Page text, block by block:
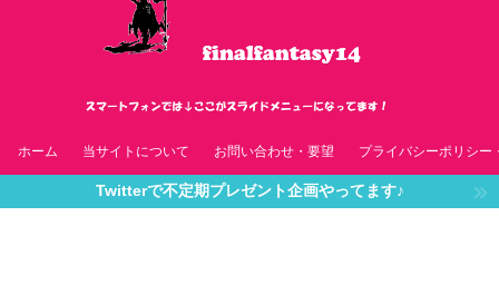
ホーム 当サイトについて お問い合わせ・要望 プライバシーポリシー
Twitterで不定期プレゼント企画やってます♪